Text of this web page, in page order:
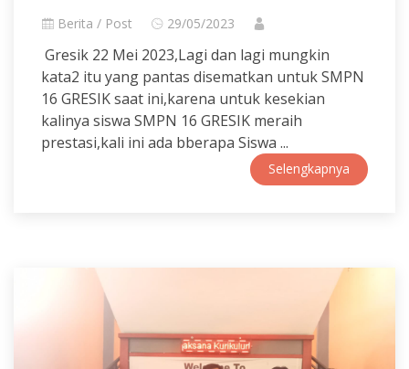
Berita / Post 29/05/2023
Gresik 22 Mei 2023,Lagi dan lagi mungkin
kata2 itu yang pantas disematkan untuk SMPN
16 GRESIK saat ini,karena untuk kesekian
kalinya siswa SMPN 16 GRESIK meraih
prestasi,kali ini ada bberapa Siswa ...
Selengkapnya